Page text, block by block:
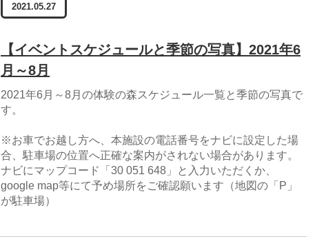
2021.05.27
【イベントスケジュールと季節の写真】2021年6
月～8月
2021年6月～8月の体験の森スケジュール一覧と季節の写真で
す。
※お車でお越し方へ、本施設の電話番号をナビに設定した場
合、駐車場の位置へ正確な案内がされない場合があります。
ナビにマップコード「30 051 648」と入力いただくか、
google map等にて予め場所をご確認願います（地図の「P」
が駐車場）